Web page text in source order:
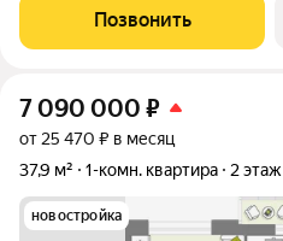
привычный комфорт жилого
камерной атмосферой
Позвонить
7 090 000 ₽
от 25 470 ₽ в месяц
37,9 м²
1-комн. квартира 2 этаж
новостройка